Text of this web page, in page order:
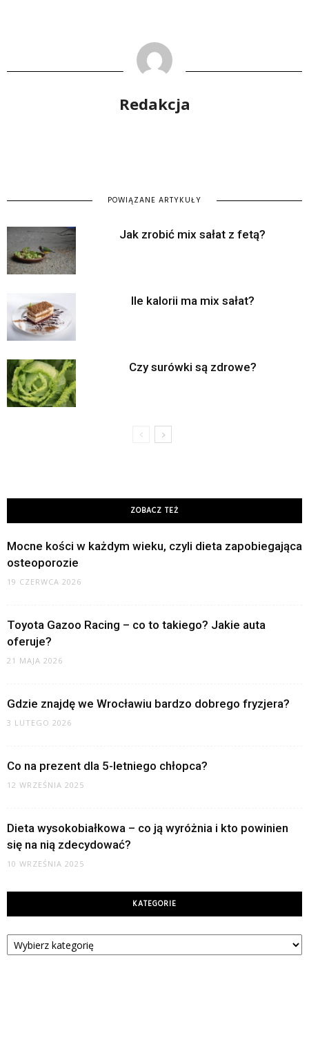
Redakcja
POWIĄZANE ARTYKUŁY
Jak zrobić mix sałat z fetą?
Ile kalorii ma mix sałat?
Czy surówki są zdrowe?
ZOBACZ TEŻ
Mocne kości w każdym wieku, czyli dieta zapobiegająca
osteoporozie
19 CZERWCA 2026
Toyota Gazoo Racing – co to takiego? Jakie auta
oferuje?
21 MAJA 2026
Gdzie znajdę we Wrocławiu bardzo dobrego fryzjera?
3 LUTEGO 2026
Co na prezent dla 5-letniego chłopca?
12 WRZEŚNIA 2025
Dieta wysokobiałkowa – co ją wyróżnia i kto powinien
się na nią zdecydować?
10 WRZEŚNIA 2025
KATEGORIE
Kategorie